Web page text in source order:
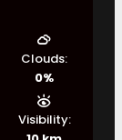
Clouds:
0%
Visibility: